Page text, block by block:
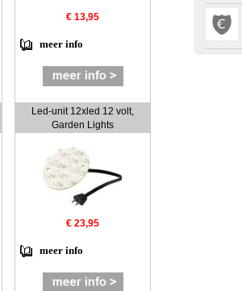
€ 13,95
meer info
Led-unit 12xled 12 volt,
Garden Lights
€ 23,95
meer info